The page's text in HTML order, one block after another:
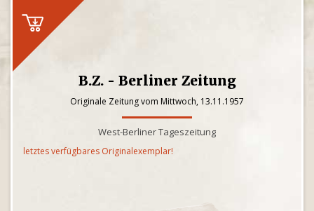
B.Z. - Berliner Zeitung
Originale Zeitung vom Mittwoch, 13.11.1957
West-Berliner Tageszeitung
letztes verfügbares Originalexemplar!